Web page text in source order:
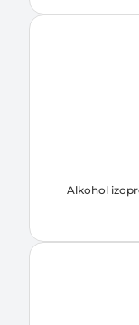
Alkohol